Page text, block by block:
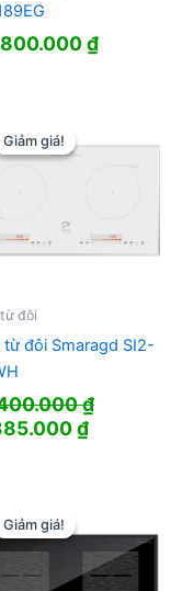
₫
Giảm giá!
Giảm giá!
đôi
từ đôi Smaragd SI2-
₫
₫Giá
Giảm giá!
Giảm giá!